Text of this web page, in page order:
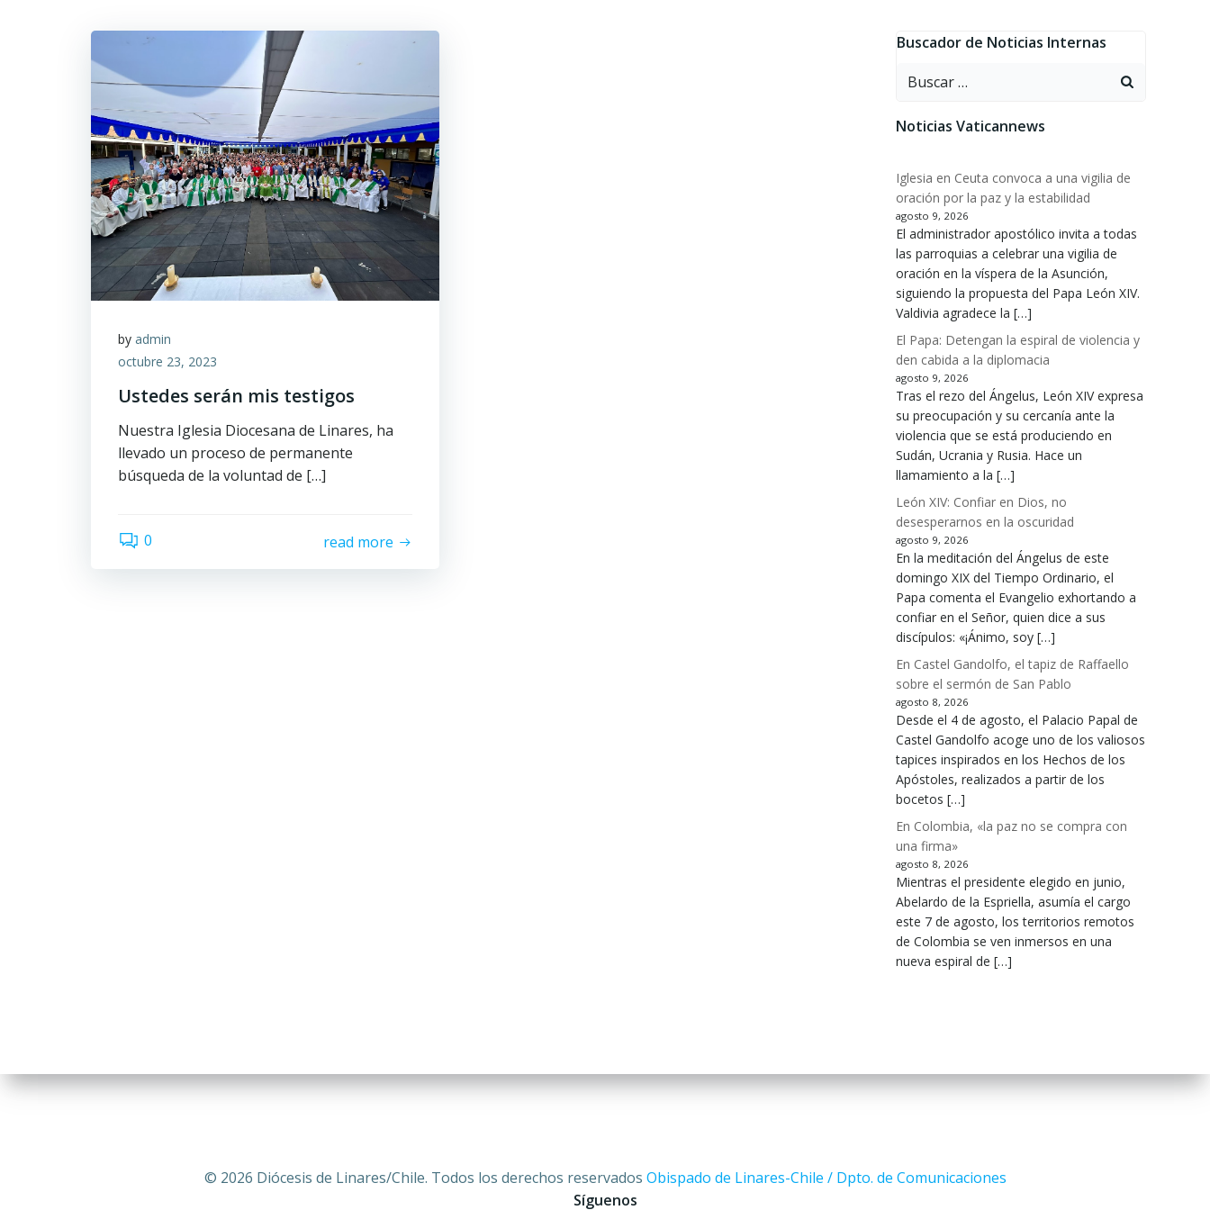
by admin
octubre 23, 2023
Ustedes serán mis testigos
Nuestra Iglesia Diocesana de Linares, ha
llevado un proceso de permanente
búsqueda de la voluntad de […]
0 read more
Buscador de Noticias Internas
Buscar:
Noticias Vaticannews
Iglesia en Ceuta convoca a una vigilia de
oración por la paz y la estabilidad
agosto 9, 2026
El administrador apostólico invita a todas
las parroquias a celebrar una vigilia de
oración en la víspera de la Asunción,
siguiendo la propuesta del Papa León XIV.
Valdivia agradece la […]
El Papa: Detengan la espiral de violencia y
den cabida a la diplomacia
agosto 9, 2026
Tras el rezo del Ángelus, León XIV expresa
su preocupación y su cercanía ante la
violencia que se está produciendo en
Sudán, Ucrania y Rusia. Hace un
llamamiento a la […]
León XIV: Confiar en Dios, no
desesperarnos en la oscuridad
agosto 9, 2026
En la meditación del Ángelus de este
domingo XIX del Tiempo Ordinario, el
Papa comenta el Evangelio exhortando a
confiar en el Señor, quien dice a sus
discípulos: «¡Ánimo, soy […]
En Castel Gandolfo, el tapiz de Raffaello
sobre el sermón de San Pablo
agosto 8, 2026
Desde el 4 de agosto, el Palacio Papal de
Castel Gandolfo acoge uno de los valiosos
tapices inspirados en los Hechos de los
Apóstoles, realizados a partir de los
bocetos […]
En Colombia, «la paz no se compra con
una firma»
agosto 8, 2026
Mientras el presidente elegido en junio,
Abelardo de la Espriella, asumía el cargo
este 7 de agosto, los territorios remotos
de Colombia se ven inmersos en una
nueva espiral de […]
© 2026 Diócesis de Linares/Chile. Todos los derechos reservados Obispado de Linares-Chile / Dpto. de Comunicaciones
Síguenos